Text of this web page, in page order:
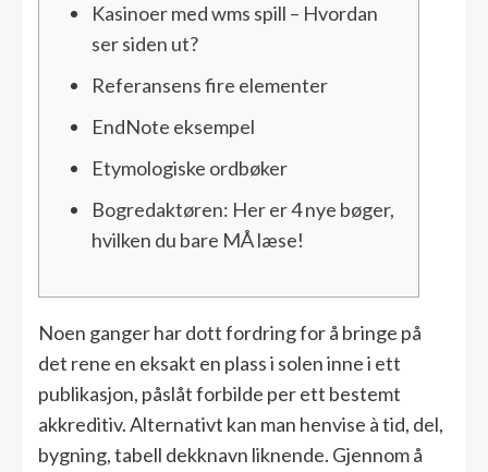
Kasinoer med wms spill – Hvordan
ser siden ut?
Referansens fire elementer
EndNote eksempel
Etymologiske ordbøker
Bogredaktøren: Her er 4 nye bøger,
hvilken du bare MÅ læse!
Noen ganger har dott fordring for å bringe på
det rene en eksakt en plass i solen inne i ett
publikasjon, påslåt forbilde per ett bestemt
akkreditiv. Alternativt kan man henvise à tid, del,
bygning, tabell dekknavn liknende. Gjennom å